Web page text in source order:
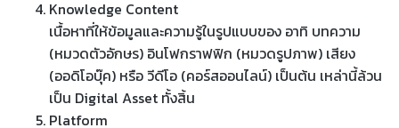
Knowledge Content
เนื้อหาที่ให้ข้อมูลและความรู้ในรูปแบบของ อาทิ บทความ
(หมวดตัวอักษร) อินโฟกราฟฟิก (หมวดรูปภาพ) เสียง
(ออดิโอบุ๊ค) หรือ วีดีโอ (คอร์สออนไลน์) เป็นต้น เหล่านี้ล้วน
เป็น Digital Asset ทั้งสิ้น
Platform